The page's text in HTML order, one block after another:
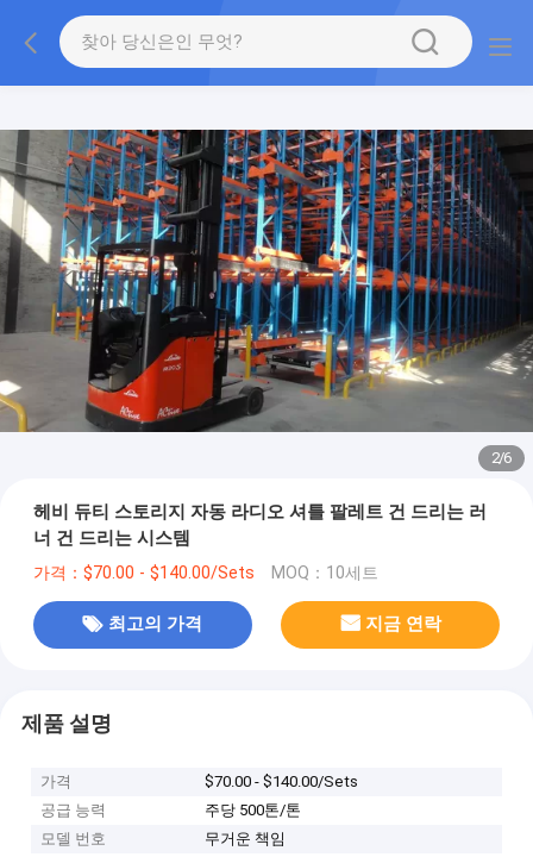
2/6
헤비 듀티 스토리지 자동 라디오 셔틀 팔레트 건 드리는 러
너 건 드리는 시스템
가격：$70.00 - $140.00/Sets MOQ：10세트
최고의 가격 지금 연락
제품 설명
가격
$70.00 - $140.00/Sets
공급 능력
주당 500톤/톤
모델 번호
무거운 책임